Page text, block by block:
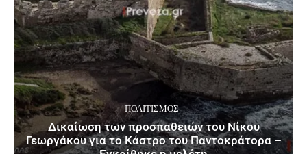
ΠΟΛΙΤΙΣΜΌΣ
Δικαίωση των προσπαθειών του Νίκου
Γεωργάκου για το Κάστρο του Παντοκράτορα –